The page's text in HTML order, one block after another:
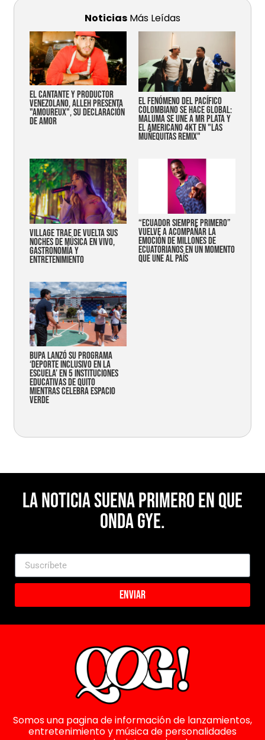
Noticias Más Leídas
EL CANTANTE Y PRODUCTOR
VENEZOLANO, ALLEH PRESENTA
"AMOUREUX", SU DECLARACIÓN
DE AMOR
EL FENÓMENO DEL PACÍFICO
COLOMBIANO SE HACE GLOBAL:
MALUMA SE UNE A MR PLATA Y
EL AMERICANO 4KT EN "LAS
MUÑEQUITAS REMIX"
Village trae de vuelta sus
noches de música en vivo,
gastronomía y
entretenimiento
“Ecuador siempre primero”
vuelve a acompañar la
emoción de millones de
ecuatorianos en un momento
que une al país
Bupa lanzó su programa
‘Deporte Inclusivo en la
Escuela’ en 5 instituciones
educativas de Quito
mientras celebra espacio
verde
La noticia suena primero en Que
Onda Gye.
Enviar
Somos una pagina de información de lanzamientos,
entretenimiento y música de personalidades